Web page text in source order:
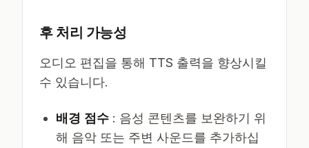
후 처리 가능성
오디오 편집을 통해 TTS 출력을 향상시킬
수 있습니다.
배경 점수 : 음성 콘텐츠를 보완하기 위
해 음악 또는 주변 사운드를 추가하십